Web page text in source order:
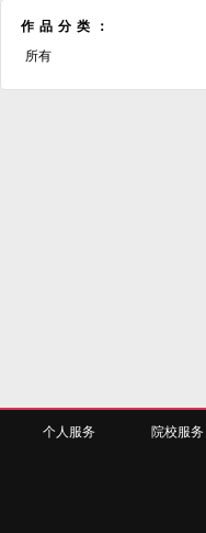
作品分类：
所有
个人服务 院校服务